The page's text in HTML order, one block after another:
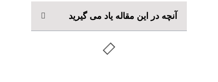
آنچه در این مقاله یاد می گیرید